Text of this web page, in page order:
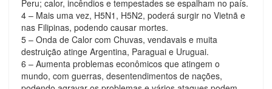
Peru; calor, incêndios e tempestades se espalham no país.
4 – Mais uma vez, H5N1, H5N2, poderá surgir no Vietnã e
nas Filipinas, podendo causar mortes.
5 – Onda de Calor com Chuvas, vendavais e muita
destruição atinge Argentina, Paraguai e Uruguai.
6 – Aumenta problemas econômicos que atingem o
mundo, com guerras, desentendimentos de nações,